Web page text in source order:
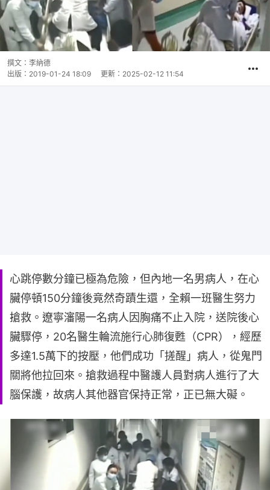
撰文： 李納德
出版： 2019-01-24 18:09 更新： 2025-02-12 11:54
心跳停數分鐘已極為危險，但內地一名男病人，在心
臟停頓150分鐘後竟然奇蹟生還，全賴一班醫生努力
搶救。遼寧瀋陽一名病人因胸痛不止入院，送院後心
臟驟停，20名醫生輪流施行心肺復甦（CPR），經歷
多達1.5萬下的按壓，他們成功「搓醒」病人，從鬼門
關將他拉回來。搶救過程中醫護人員對病人進行了大
腦保護，故病人其他器官保持正常，正已無大礙。